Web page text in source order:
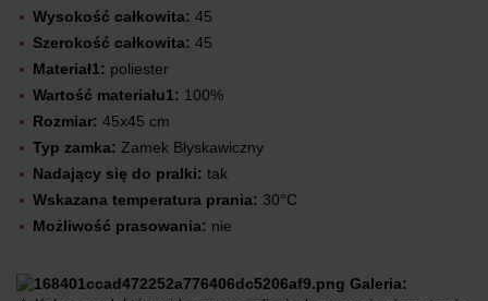
Wysokość całkowita: 45
Szerokość całkowita: 45
Materiał1: poliester
Wartość materiału1: 100%
Rozmiar: 45x45 cm
Typ zamka: Zamek Błyskawiczny
Nadający się do pralki: tak
Wskazana temperatura prania: 30°C
Możliwość prasowania: nie
Galeria: